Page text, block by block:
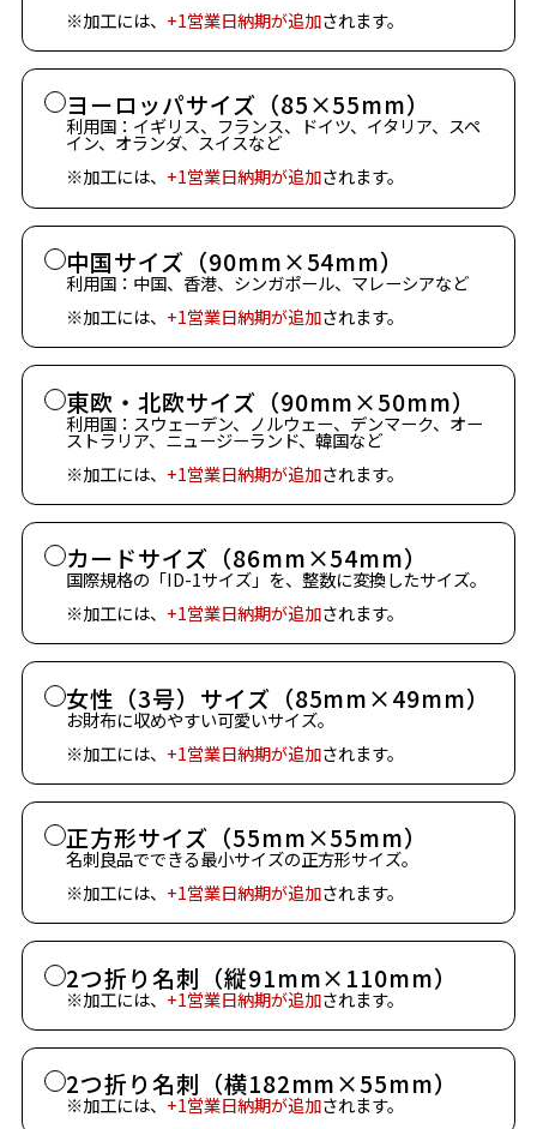
※加工には、+1営業日納期が追加されます。
ヨーロッパサイズ（85×55mm）
利用国：イギリス、フランス、ドイツ、イタリア、スペ
イン、オランダ、スイスなど
※加工には、+1営業日納期が追加されます。
中国サイズ（90mm×54mm）
利用国：中国、香港、シンガポール、マレーシアなど
※加工には、+1営業日納期が追加されます。
東欧・北欧サイズ（90mm×50mm）
利用国：スウェーデン、ノルウェー、デンマーク、オー
ストラリア、ニュージーランド、韓国など
※加工には、+1営業日納期が追加されます。
カードサイズ（86mm×54mm）
国際規格の「ID-1サイズ」を、整数に変換したサイズ。
※加工には、+1営業日納期が追加されます。
女性（3号）サイズ（85mm×49mm）
お財布に収めやすい可愛いサイズ。
※加工には、+1営業日納期が追加されます。
正方形サイズ（55mm×55mm）
名刺良品でできる最小サイズの正方形サイズ。
※加工には、+1営業日納期が追加されます。
2つ折り名刺（縦91mm×110mm）
※加工には、+1営業日納期が追加されます。
2つ折り名刺（横182mm×55mm）
※加工には、+1営業日納期が追加されます。